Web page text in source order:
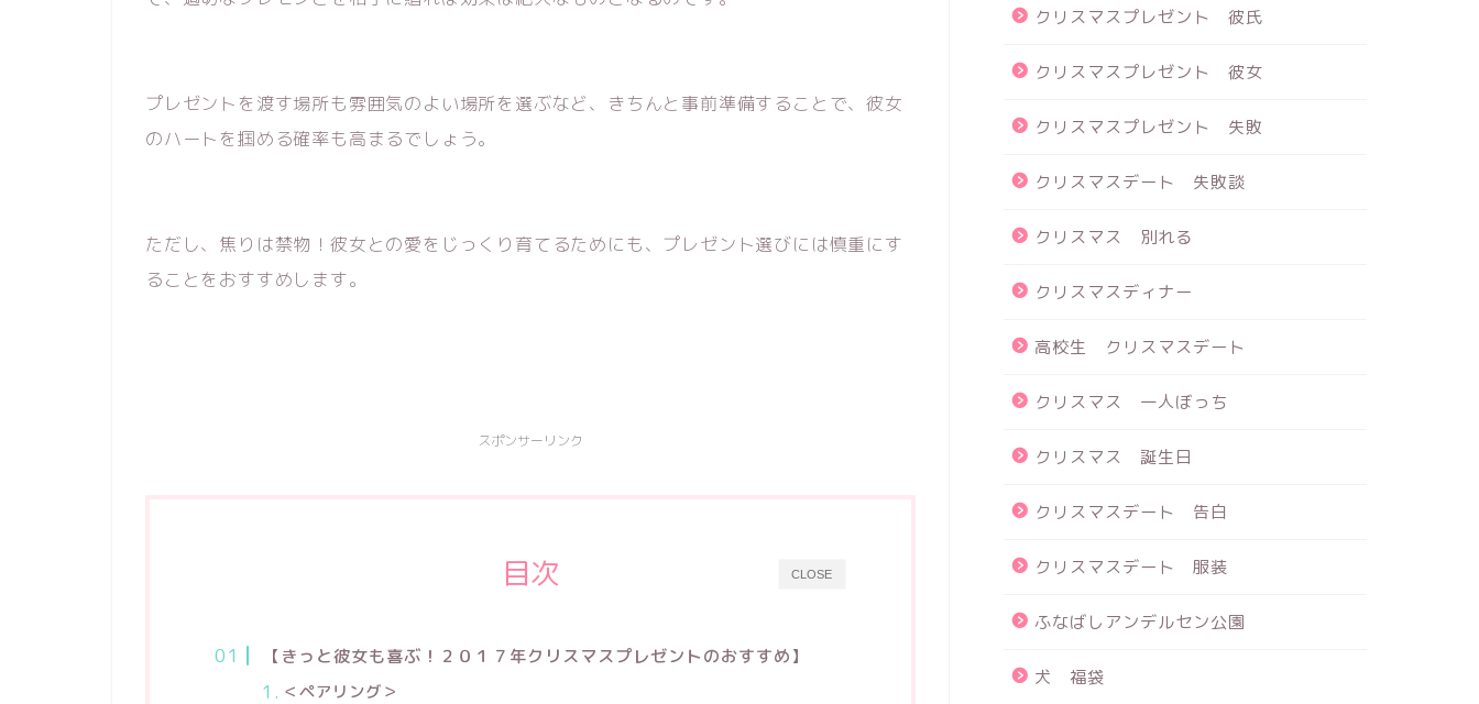
プレゼントを渡す場所も雰囲気のよい場所を選ぶなど、きちんと事前準備することで、彼女
のハートを掴める確率も高まるでしょう。
ただし、焦りは禁物！彼女との愛をじっくり育てるためにも、プレゼント選びには慎重にす
ることをおすすめします。
スポンサーリンク
CLOSE
目次
【きっと彼女も喜ぶ！２０１７年クリスマスプレゼントのおすすめ】
＜ペアリング＞
クリスマスプレゼント 彼氏
クリスマスプレゼント 彼女
クリスマスプレゼント 失敗
クリスマスデート 失敗談
クリスマス 別れる
クリスマスディナー
高校生 クリスマスデート
クリスマス 一人ぼっち
クリスマス 誕生日
クリスマスデート 告白
クリスマスデート 服装
ふなばしアンデルセン公園
犬 福袋